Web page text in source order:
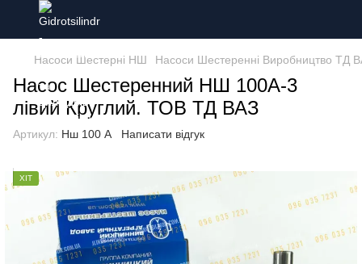
Насоси Шестерні НШ Насоси Шестеренні Виробництво ТД
Насос Шестеренний НШ 100А-3
лівий Круглий. ТОВ ТД ВАЗ
Артикул: Нш 100 А Написати відгук
ХІТ